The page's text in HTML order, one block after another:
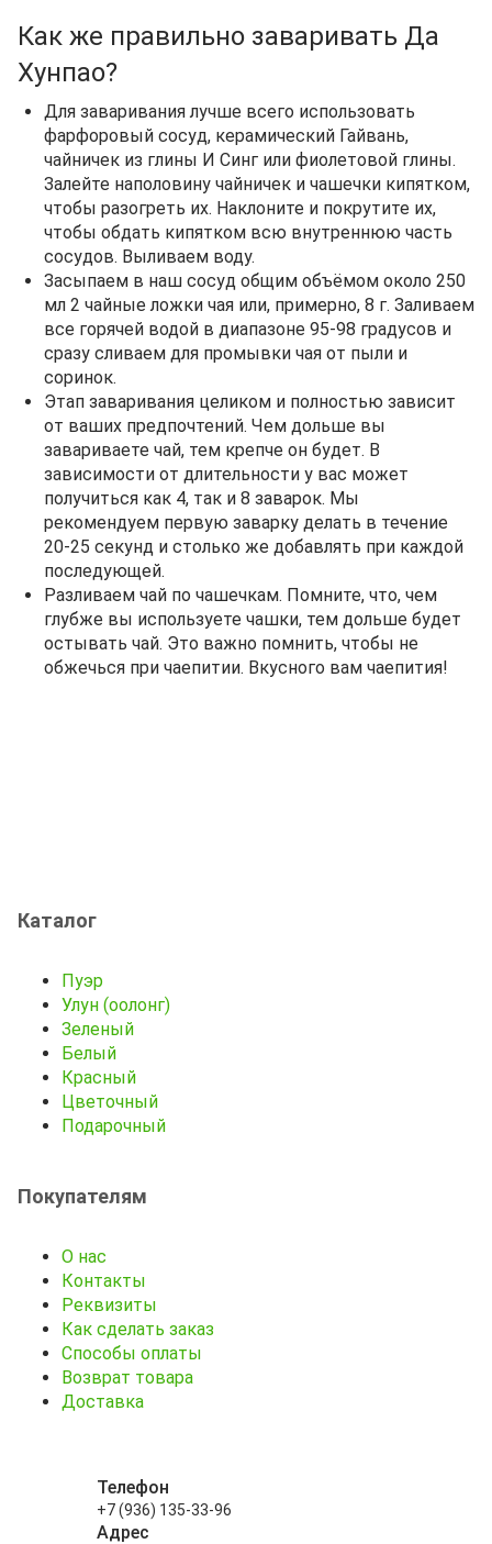
Как же правильно заваривать Да
Хунпао?
Для заваривания лучше всего использовать
фарфоровый сосуд, керамический Гайвань,
чайничек из глины И Синг или фиолетовой глины.
Залейте наполовину чайничек и чашечки кипятком,
чтобы разогреть их. Наклоните и покрутите их,
чтобы обдать кипятком всю внутреннюю часть
сосудов. Выливаем воду.
Засыпаем в наш сосуд общим объёмом около 250
мл 2 чайные ложки чая или, примерно, 8 г. Заливаем
все горячей водой в диапазоне 95-98 градусов и
сразу сливаем для промывки чая от пыли и
соринок.
Этап заваривания целиком и полностью зависит
от ваших предпочтений. Чем дольше вы
завариваете чай, тем крепче он будет. В
зависимости от длительности у вас может
получиться как 4, так и 8 заварок. Мы
рекомендуем первую заварку делать в течение
20-25 секунд и столько же добавлять при каждой
последующей.
Разливаем чай по чашечкам. Помните, что, чем
глубже вы используете чашки, тем дольше будет
остывать чай. Это важно помнить, чтобы не
обжечься при чаепитии. Вкусного вам чаепития!
Каталог
Пуэр
Улун (оолонг)
Зеленый
Белый
Красный
Цветочный
Подарочный
Покупателям
О нас
Контакты
Реквизиты
Как сделать заказ
Способы оплаты
Возврат товара
Доставка
Телефон
+7 (936) 135-33-96
Адрес